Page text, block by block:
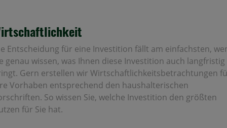
Entscheidung für eine Investition fällt am einfachsten,
genau wissen, was Ihnen diese Investition auch langfristig
Gern erstellen wir Wirtschaftlichkeitsbetrachtungen
Vorhaben entsprechend den haushalterischen
So wissen Sie, welche Investition den größten
für Sie hat.